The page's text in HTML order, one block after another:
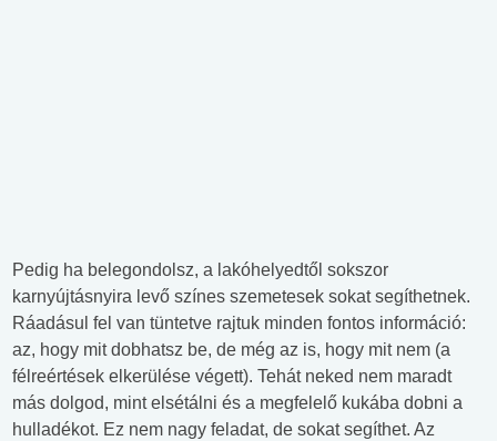
Pedig ha belegondolsz, a lakóhelyedtől sokszor
karnyújtásnyira levő színes szemetesek sokat segíthetnek.
Ráadásul fel van tüntetve rajtuk minden fontos információ:
az, hogy mit dobhatsz be, de még az is, hogy mit nem (a
félreértések elkerülése végett). Tehát neked nem maradt
más dolgod, mint elsétálni és a megfelelő kukába dobni a
hulladékot. Ez nem nagy feladat, de sokat segíthet. Az